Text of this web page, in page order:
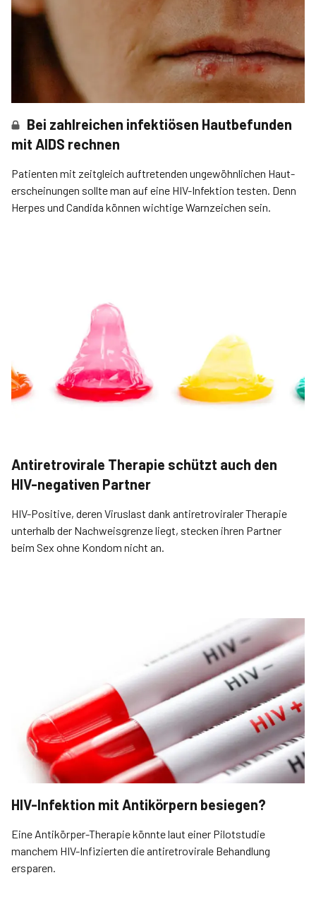
Bei zahlreichen infektiösen Hautbefunden
mit AIDS rechnen
Patienten mit zeitgleich auftretenden ungewöhn­lichen Haut­
erscheinungen sollte man auf eine HIV-Infektion testen. Denn
Herpes und Candida können wichtige Warn­zeichen sein.
Antiretrovirale Therapie schützt auch den
HIV-negativen Partner
HIV-Positive, deren Viruslast dank antiretroviraler Therapie
unterhalb der Nachweisgrenze liegt, stecken ihren Partner
beim Sex ohne Kondom nicht an.
HIV-Infektion mit Antikörpern besiegen?
Eine Antikörper-Therapie könnte laut einer Pilotstudie
manchem HIV-Infizierten die antiretrovirale Behandlung
ersparen.